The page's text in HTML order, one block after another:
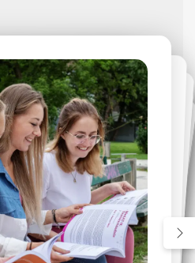
werden und
als
🧑‍🤝‍🧑
Lerngruppe der
Faktor, der den
Gute Gemeinschaften
Motivation, sondern